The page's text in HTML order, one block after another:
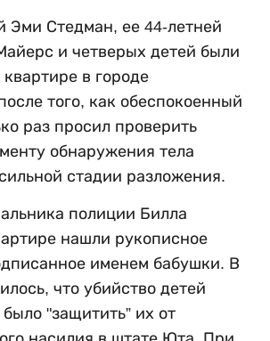
Эми Стедман, ее 44-летней
и четверых детей были
в городе
того, как обеспокоенный
раз просил проверить
обнаружения тела
стадии разложения.
полиции Билла
нашли рукописное
именем бабушки. В
что убийство детей
"защитить” их от